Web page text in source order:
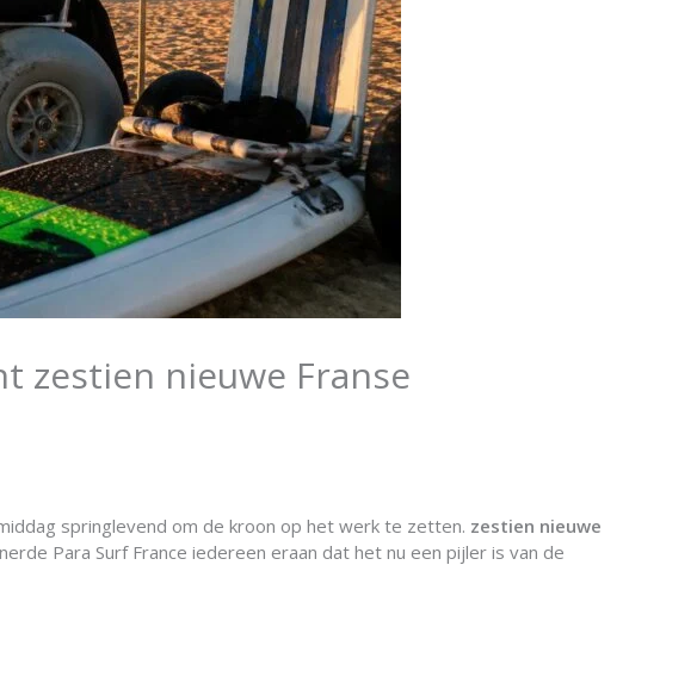
zestien nieuwe Franse
springlevend om de kroon op het werk te zetten. zestien nieuwe
Para Surf France iedereen eraan dat het nu een pijler is van de